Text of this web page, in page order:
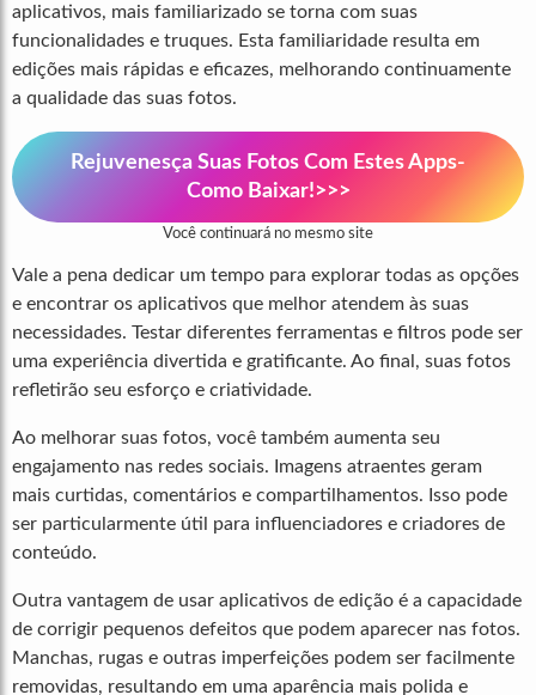
aplicativos, mais familiarizado se torna com suas
funcionalidades e truques. Esta familiaridade resulta em
edições mais rápidas e eficazes, melhorando continuamente
a qualidade das suas fotos.
Rejuvenesça Suas Fotos Com Estes Apps-
Como Baixar!>>>
Você continuará no mesmo site
Vale a pena dedicar um tempo para explorar todas as opções
e encontrar os aplicativos que melhor atendem às suas
necessidades. Testar diferentes ferramentas e filtros pode ser
uma experiência divertida e gratificante. Ao final, suas fotos
refletirão seu esforço e criatividade.
Ao melhorar suas fotos, você também aumenta seu
engajamento nas redes sociais. Imagens atraentes geram
mais curtidas, comentários e compartilhamentos. Isso pode
ser particularmente útil para influenciadores e criadores de
conteúdo.
Outra vantagem de usar aplicativos de edição é a capacidade
de corrigir pequenos defeitos que podem aparecer nas fotos.
Manchas, rugas e outras imperfeições podem ser facilmente
removidas, resultando em uma aparência mais polida e